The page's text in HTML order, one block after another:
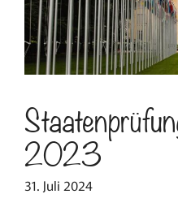
2023
31. Juli 2024